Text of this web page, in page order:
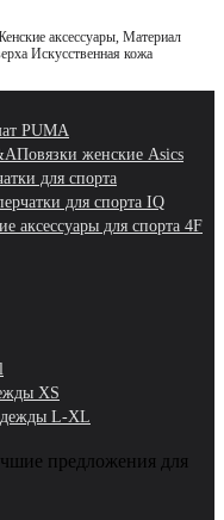
аксессуары, Материал
Искусственная кожа
PUMA
Повязки женские Asics
для спорта
для спорта IQ
аксессуары для спорта 4F
XS
L-XL
предложения для